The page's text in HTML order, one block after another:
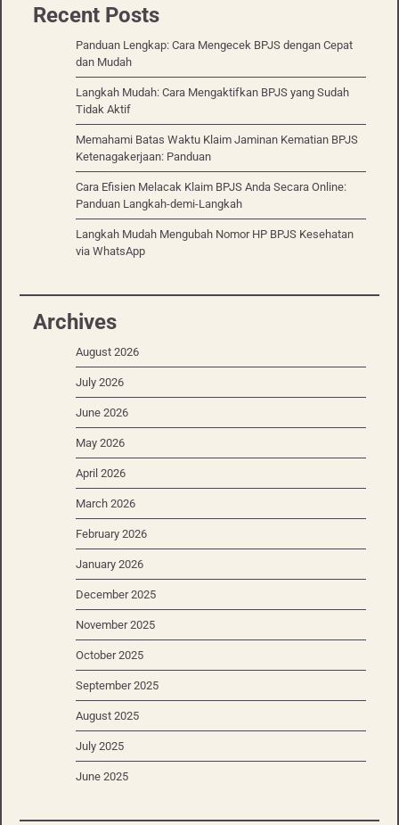
Recent Posts
Panduan Lengkap: Cara Mengecek BPJS dengan Cepat
dan Mudah
Langkah Mudah: Cara Mengaktifkan BPJS yang Sudah
Tidak Aktif
Memahami Batas Waktu Klaim Jaminan Kematian BPJS
Ketenagakerjaan: Panduan
Cara Efisien Melacak Klaim BPJS Anda Secara Online:
Panduan Langkah-demi-Langkah
Langkah Mudah Mengubah Nomor HP BPJS Kesehatan
via WhatsApp
Archives
August 2026
July 2026
June 2026
May 2026
April 2026
March 2026
February 2026
January 2026
December 2025
November 2025
October 2025
September 2025
August 2025
July 2025
June 2025